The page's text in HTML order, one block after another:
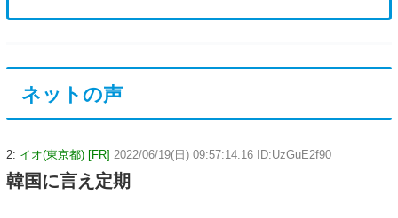
ネットの声
2: イオ(東京都) [FR] 2022/06/19(日) 09:57:14.16 ID:UzGuE2f90
韓国に言え定期